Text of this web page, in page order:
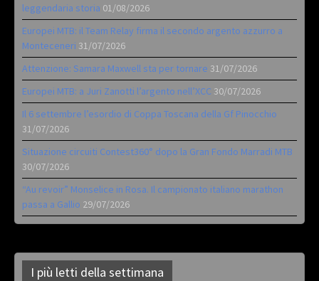
leggendaria storia 01/08/2026
Europei MTB: il Team Relay firma il secondo argento azzurro a
Monteceneri 31/07/2026
Attenzione: Samara Maxwell sta per tornare 31/07/2026
Europei MTB: a Juri Zanotti l’argento nell’XCC 30/07/2026
Il 6 settembre l’esordio di Coppa Toscana della Gf Pinocchio
31/07/2026
Situazione circuiti Contest360° dopo la Gran Fondo Marradi MTB
30/07/2026
“Au revoir” Monselice in Rosa. Il campionato italiano marathon
passa a Gallio 29/07/2026
I più letti della settimana